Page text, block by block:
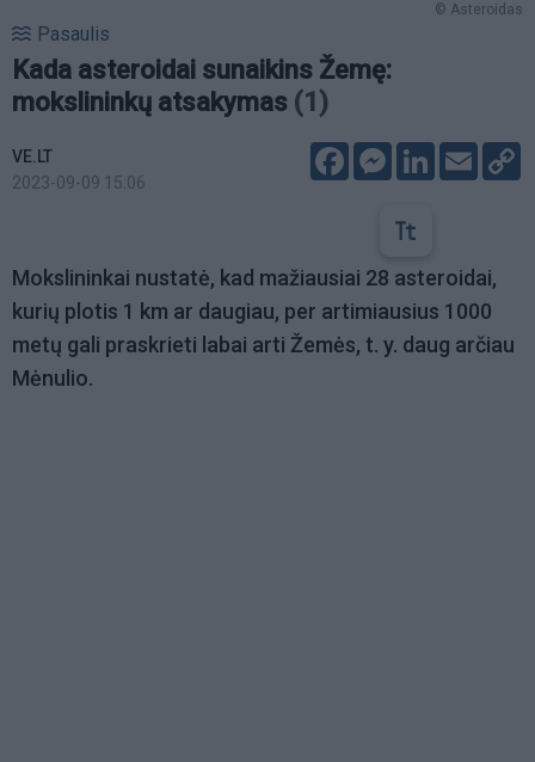
© Asteroidas
Pasaulis
Kada asteroidai sunaikins Žemę:
mokslininkų atsakymas (1)
VE.LT
2023-09-09 15:06
FacebookMessenger
LinkedIn
Email
Mokslininkai nustatė, kad mažiausiai 28 asteroidai,
kurių plotis 1 km ar daugiau, per artimiausius 1000
metų gali praskrieti labai arti Žemės, t. y. daug arčiau
Mėnulio.